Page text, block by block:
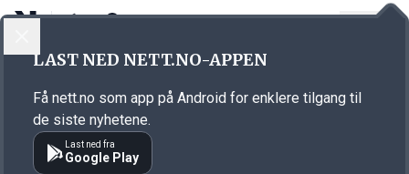
Annonsørinnhold
LAST NED NETT.NO-APPEN
Få nett.no som app på Android for enklere tilgang til
de siste nyhetene.
Last ned fra
Google Play